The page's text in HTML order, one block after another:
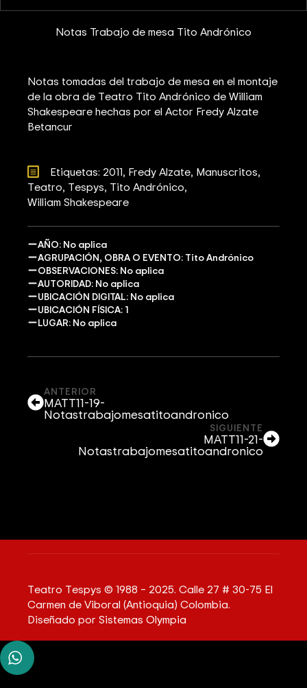
Notas Trabajo de mesa Tito Andrónico
Notas tomadas del trabajo de mesa en el montaje
de la obra de Teatro Tito Andrónico de William
Shakespeare hechas por el Actor Fredy Alzate
Betancur
Etiquetas: 2011 Fredy Alzate Manuscritos
Teatro Tespys Tito Andrónico
William Shakespeare
AÑO: No aplica
AGRUPACIÓN, OBRA O EVENTO: Tito Andrónico
OBSERVACIONES: No aplica
AUTORIDAD: No aplica
UBICACIÓN DIGITAL: No aplica
UBICACIÓN FÍSICA: 1
LUGAR: No aplica
ANTERIOR
MATT11-19-
Notastrabajomesatitoandronico
SIGUIENTE
MATT11-21-
Notastrabajomesatitoandronico
Teatro Tespys © 1988 – 2025. Calle 27 # 30-75 El
Carmen de Viboral (Antioquia) Colombia.
Diseñado por Sistemas Olympia